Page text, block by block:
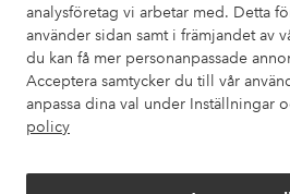
analysföretag vi arbetar med. Detta
använder sidan samt i främjandet av
du kan få mer personanpassade
Acceptera samtycker du till vår
anpassa dina val under Inställningar
policy
Vill du veta mer om våra
elpy